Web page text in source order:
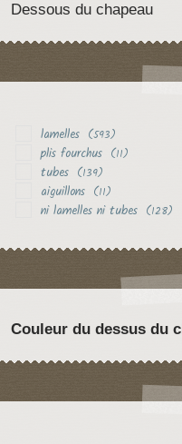
Dessous du chapeau
lamelles (593)
plis fourchus (11)
tubes (139)
aiguillons (11)
ni lamelles ni tubes (128)
Couleur du dessus du